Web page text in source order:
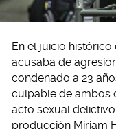
En el juicio histórico
acusaba de
condenado a 23
culpable de ambos
acto sexual
producción Miriam